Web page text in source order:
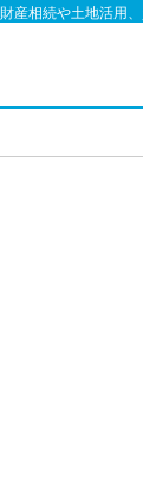
財産相続や土地活用